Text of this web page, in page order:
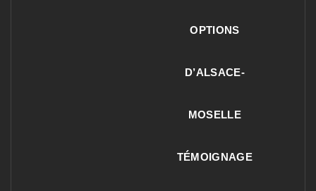
OPTIONS
D’ALSACE-
MOSELLE
TÉMOIGNAGE